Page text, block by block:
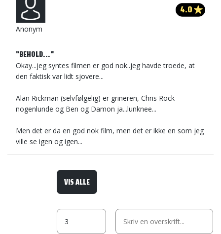
Anonym
4.0
"BEHOLD..."
Okay...jeg syntes filmen er god nok..jeg havde troede, at
den faktisk var lidt sjovere...
Alan Rickman (selvfølgelig) er grineren, Chris Rock
nogenlunde og Ben og Damon ja...lunknee...
Men det er da en god nok film, men det er ikke en som jeg
ville se igen og igen...
VIS ALLE